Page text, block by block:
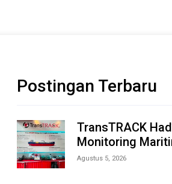
Postingan Terbaru
TransTRACK
Monitoring
Terintegrasi
Agustus 5, 2026